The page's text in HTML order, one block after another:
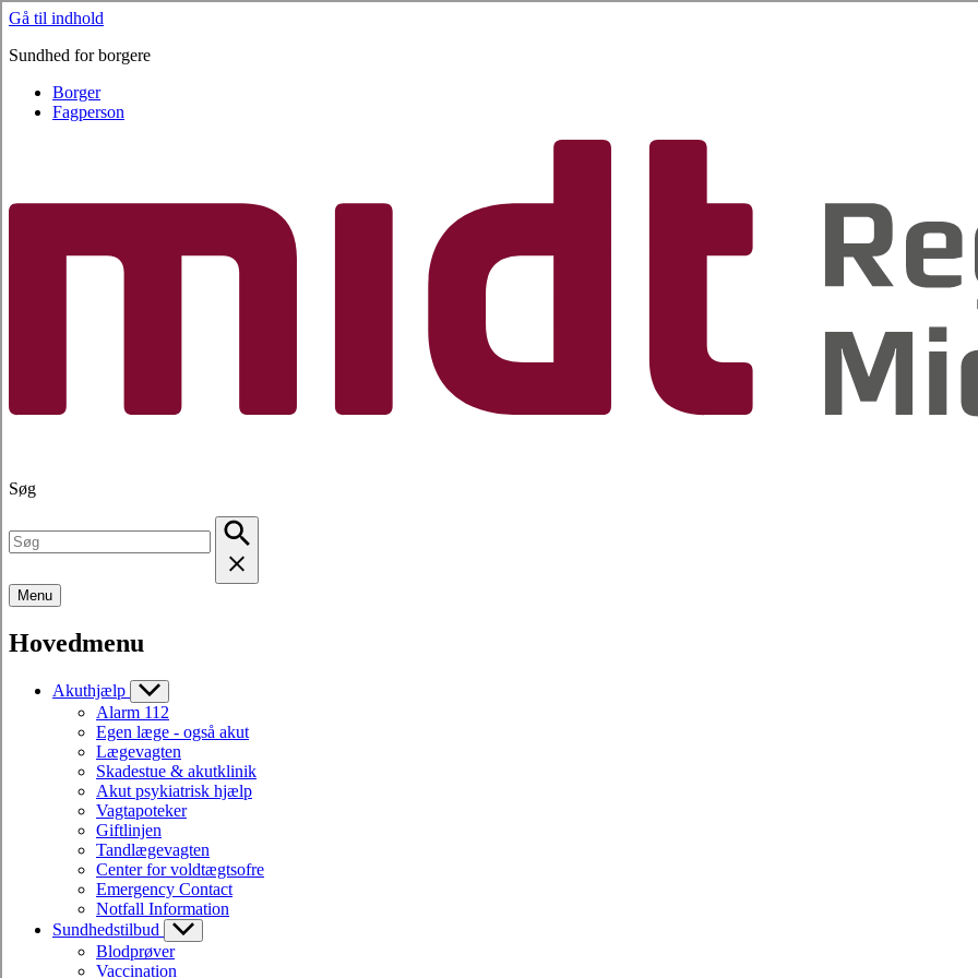
Gå til indhold
Sundhed for borgere
Borger
Fagperson
Søg
Menu
Hovedmenu
Akuthjælp
Alarm 112
Egen læge - også akut
Lægevagten
Skadestue & akutklinik
Akut psykiatrisk hjælp
Vagtapoteker
Giftlinjen
Tandlægevagten
Center for voldtægtsofre
Emergency Contact
Notfall Information
Sundhedstilbud
Blodprøver
Vaccination